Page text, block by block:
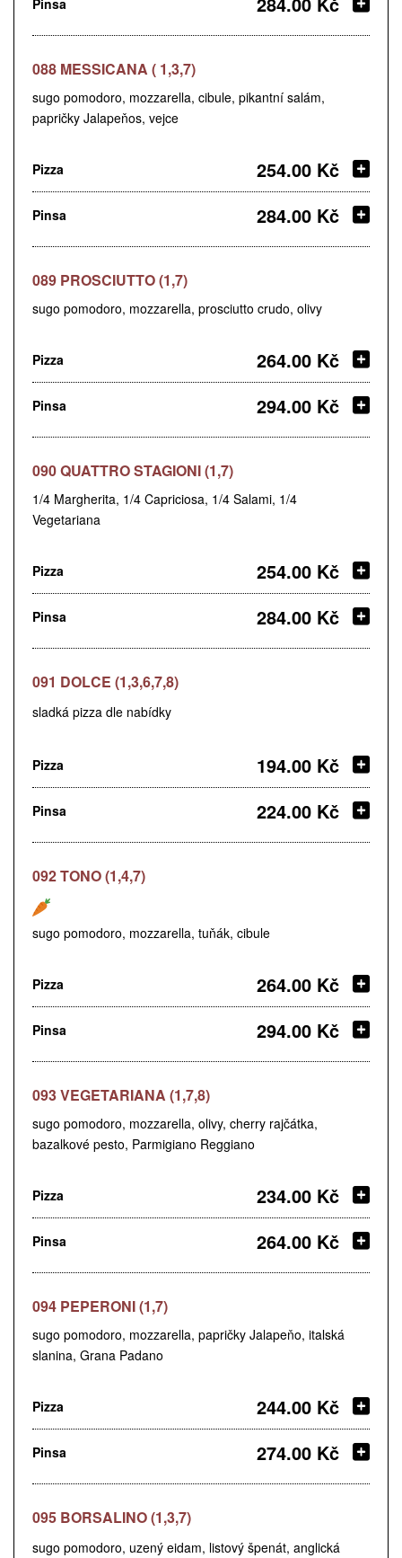
Pinsa
088 MESSICANA ( 1,3,7)
sugo pomodoro, mozzarella, cibule, pikantní salám,
papričky Jalapeňos, vejce
Pizza 254.00 Kč
Pinsa 284.00 Kč
089 PROSCIUTTO (1,7)
sugo pomodoro, mozzarella, prosciutto crudo, olivy
Pizza 264.00 Kč
Pinsa 294.00 Kč
090 QUATTRO STAGIONI (1,7)
1/4 Margherita, 1/4 Capriciosa, 1/4 Salami, 1/4
Vegetariana
Pizza 254.00 Kč
Pinsa 284.00 Kč
091 DOLCE (1,3,6,7,8)
sladká pizza dle nabídky
Pizza 194.00 Kč
Pinsa 224.00 Kč
092 TONO (1,4,7)
sugo pomodoro, mozzarella, tuňák, cibule
Pizza 264.00 Kč
Pinsa 294.00 Kč
093 VEGETARIANA (1,7,8)
sugo pomodoro, mozzarella, olivy, cherry rajčátka,
bazalkové pesto, Parmigiano Reggiano
Pizza 234.00 Kč
Pinsa 264.00 Kč
094 PEPERONI (1,7)
sugo pomodoro, mozzarella, papričky Jalapeňo, italská
slanina, Grana Padano
Pizza 244.00 Kč
Pinsa 274.00 Kč
095 BORSALINO (1,3,7)
sugo pomodoro, uzený eidam, listový špenát, anglická